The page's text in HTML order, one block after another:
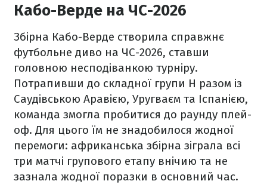
Кабо-Верде на ЧС-2026
Збірна Кабо-Верде створила справжнє
футбольне диво на ЧС-2026, ставши
головною несподіванкою турніру.
Потрапивши до складної групи H разом із
Саудівською Аравією, Уругваєм та Іспанією,
команда змогла пробитися до раунду плей-
оф. Для цього їм не знадобилося жодної
перемоги: африканська збірна зіграла всі
три матчі групового етапу внічию та не
зазнала жодної поразки в основний час.